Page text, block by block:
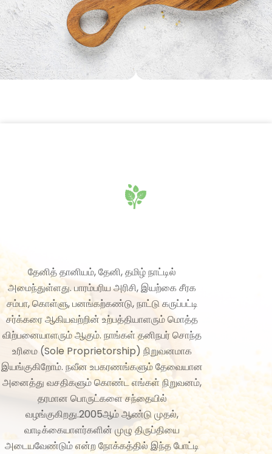
தேனித் தானியம், தேனி, தமிழ் நாட்டில்
அமைந்துள்ளது. பாரம்பரிய அரிசி, இயற்கை சீரக
சம்பா, கொள்ளு, பனங்கற்கண்டு, நாட்டு கருப்பட்டி
சர்க்கரை ஆகியவற்றின் உற்பத்தியாளரும் மொத்த
விற்பனையாளரும் ஆகும். நாங்கள் தனிநபர் சொந்த
உரிமை (Sole Proprietorship) நிறுவனமாக
இயங்குகிறோம். நவீன உபகரணங்களும் தேவையான
அனைத்து வசதிகளும் கொண்ட எங்கள் நிறுவனம்,
தரமான பொருட்களை சந்தையில்
வழங்குகிறது.2005ஆம் ஆண்டு முதல்,
வாடிக்கையாளர்களின் முழு திருப்தியை
அடையவேண்டும் என்ற நோக்கத்தில் இந்த போட்டி